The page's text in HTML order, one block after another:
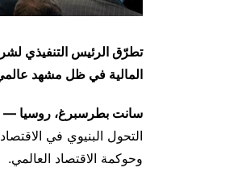
تطرّق الرئيس التنفيذي
المالية في ظل مشهد
سانت بطرسبرغ، روسيا —
التحول البنيوي في
وحوكمة الاقتصاد العالمي.